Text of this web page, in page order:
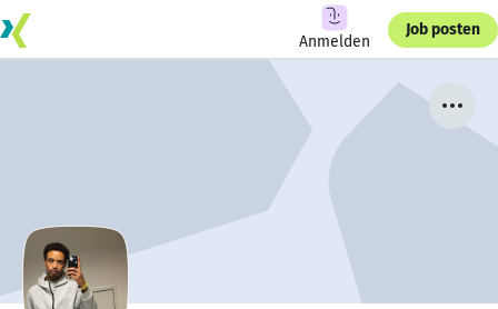
Anmelden
Job posten